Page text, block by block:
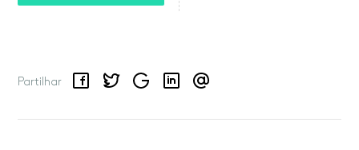
Partilhar
FacebookTwitterGoogle LinkedInEmail